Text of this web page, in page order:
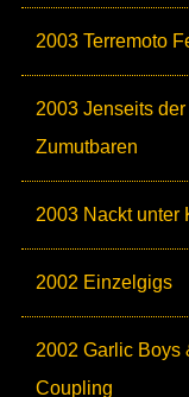
2003 Terremoto
2003 Jenseits
Zumutbaren
2003 Nackt unter
2002 Einzelgigs
2002 Garlic Boys
Coupling